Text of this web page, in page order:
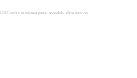
rochie de mireasa preturi accesibile ieftine mici noi